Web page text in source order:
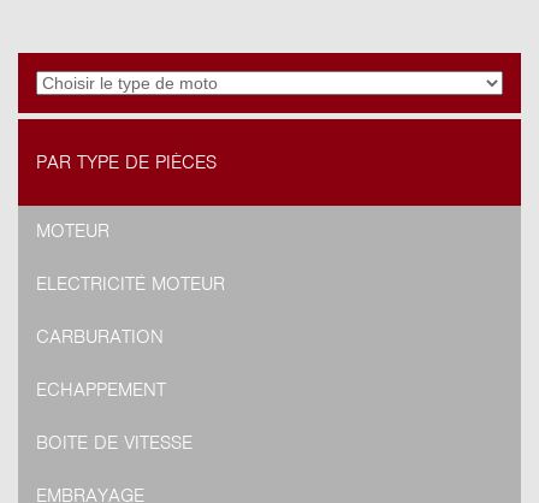
PAR TYPE DE PIÈCES
MOTEUR
ELECTRICITÉ MOTEUR
CARBURATION
ECHAPPEMENT
BOITE DE VITESSE
EMBRAYAGE